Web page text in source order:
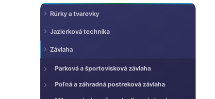
B
č
n
ý
p
a
n
Preskočiť
kategórie
K
a
e
g
ó
Rúrky a tvarovky
Jazierková technika
Závlaha
Parková a športovisková závlaha
Poľná a záhradná postreková závlaha